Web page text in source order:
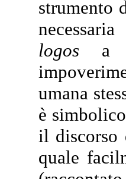
strumento
logos a
umana
è
il discorso
quale